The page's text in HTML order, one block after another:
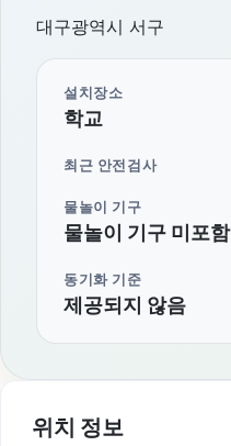
대구광역시 서구
설치장소
학교
최근 안전검사
물놀이 기구
물놀이 기구 미포함
동기화 기준
제공되지 않음
위치 정보